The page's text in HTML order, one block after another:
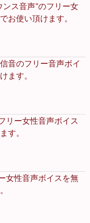
ス音声”のフリー女
お使い頂けます。
音のフリー音声ボイ
ます。
リー女性音声ボイス
す。
女性音声ボイスを無